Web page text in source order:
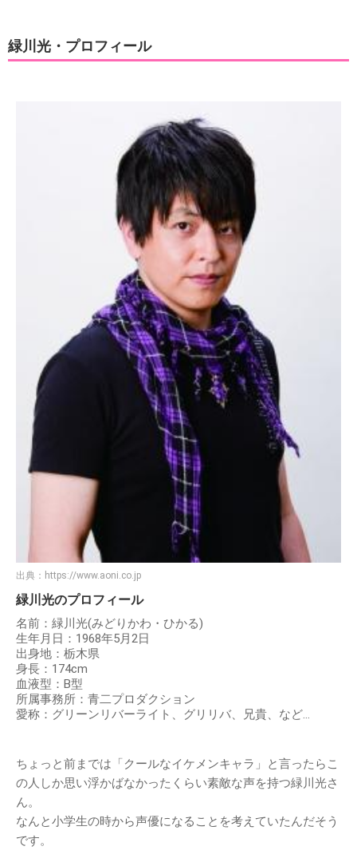
緑川光・プロフィール
出典： https://www.aoni.co.jp
緑川光のプロフィール
名前：緑川光(みどりかわ・ひかる)
生年月日：1968年5月2日
出身地：栃木県
身長：174cm
血液型：B型
所属事務所：青二プロダクション
愛称：グリーンリバーライト、グリリバ、兄貴、など…
ちょっと前までは「クールなイケメンキャラ」と言ったらこ
の人しか思い浮かばなかったくらい素敵な声を持つ緑川光さ
ん。
なんと小学生の時から声優になることを考えていたんだそう
です。